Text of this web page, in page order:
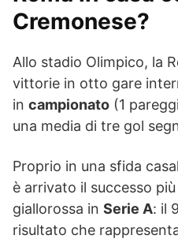
Cremonese?
Allo stadio Olimpico, la
vittorie in otto gare
in campionato (1
una media di tre gol
Proprio in una sfida
è arrivato il successo
giallorossa in Serie A: il
risultato che